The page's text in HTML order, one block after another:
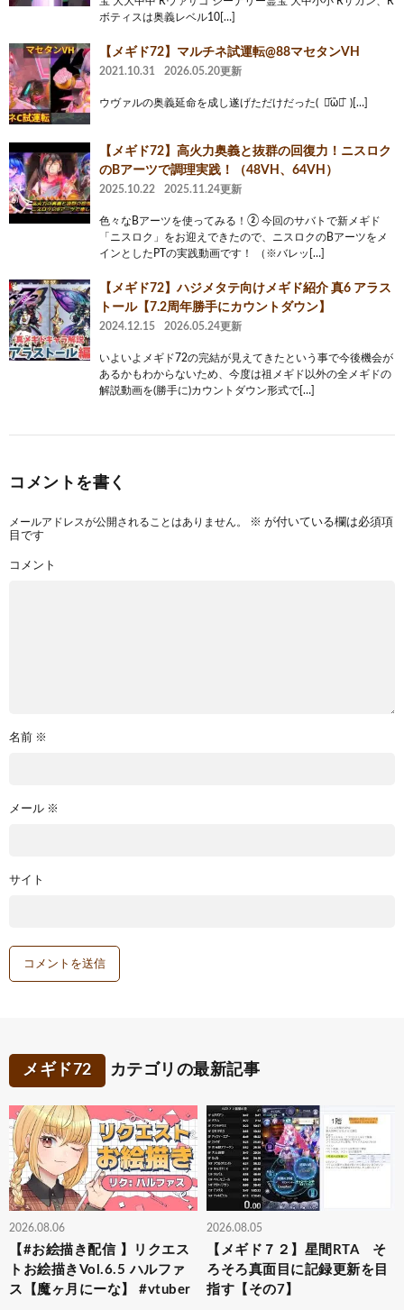
ボティスは奥義レベル10[…]
【メギド72】マルチネ試運転@88マセタンVH
2021.10.31 2026.05.20更新
ウヴァルの奥義延命を成し遂げただけだった( ･᷄ὢ･᷅ )[…]
【メギド72】高火力奥義と抜群の回復力！ニスロク
のBアーツで調理実践！（48VH、64VH）
2025.10.22 2025.11.24更新
色々なBアーツを使ってみる！② 今回のサバトで新メギド
「ニスロク」をお迎えできたので、ニスロクのBアーツをメ
インとしたPTの実践動画です！ （※バレッ[…]
【メギド72】ハジメタテ向けメギド紹介 真6 アラス
トール【7.2周年勝手にカウントダウン】
2024.12.15 2026.05.24更新
いよいよメギド72の完結が見えてきたという事で今後機会が
あるかもわからないため、今度は祖メギド以外の全メギドの
解説動画を(勝手に)カウントダウン形式で[…]
コメントを書く
メールアドレスが公開されることはありません。 ※ が付いている欄は必須項
目です
コメント
名前 ※
メール ※
サイト
メギド72 カテゴリの最新記事
2026.08.06
【#お絵描き配信 】リクエス
トお絵描きVol.6.5 ハルファ
ス【魔ヶ月にーな】 #vtuber
2026.08.05
【メギド７２】星間RTA そ
ろそろ真面目に記録更新を目
指す【その7】